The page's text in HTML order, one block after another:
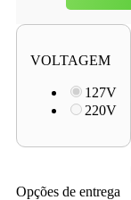
VOLTAGEM
127V
220V
Opções de entrega